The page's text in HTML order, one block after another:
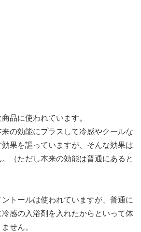
品に使われています。
の効能にプラスして冷感やクールな
果を謳っていますが、そんな効果は
（ただし本来の効能は普通にあると
トールは使われていますが、普通に
感の入浴剤を入れたからといって体
せん。